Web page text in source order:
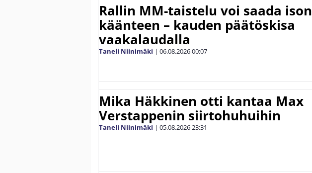
Rallin MM-taistelu voi saada ison
käänteen – kauden päätöskisa
vaakalaudalla
Taneli Niinimäki | 06.08.202600:07
Mika Häkkinen otti kantaa Max
Verstappenin siirtohuhuihin
Taneli Niinimäki | 05.08.202623:31